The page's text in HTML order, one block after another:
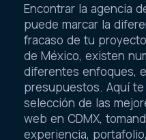
Encontrar la agencia
puede marcar la
fracaso de tu
de México, existen
diferentes enfoques,
presupuestos. Aquí
selección de las
web en CDMX,
experiencia,